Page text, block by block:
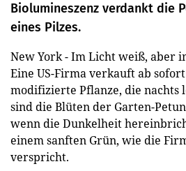
Biolumineszenz verdankt die
eines Pilzes.
New York - Im Licht weiß, aber
Eine US-Firma verkauft ab
modifizierte Pflanze, die nachts
sind die Blüten der Garten-
wenn die Dunkelheit
einem sanften Grün, wie die
verspricht.